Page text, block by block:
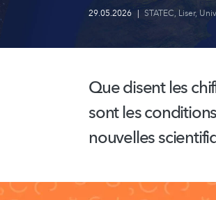
29.05.2026 | STATEC, Liser,
Que disent les
sont les
nouvelles